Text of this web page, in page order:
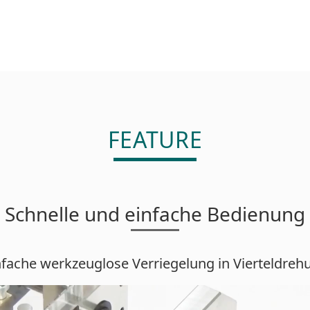
FEATURE
Schnelle und einfache Bedienung
werkzeuglose Verriegelung in